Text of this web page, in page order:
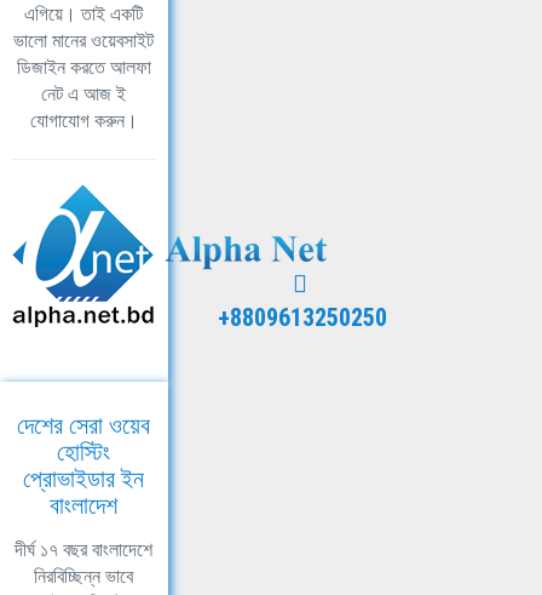
এগিয়ে। তাই একটি
ভালো মানের ওয়েবসাইট
ডিজাইন করতে আলফা
নেট এ আজ ই
যোগাযোগ করুন।
+8809613250250
দেশের সেরা ওয়েব
হোস্টিং
প্রোভাইডার ইন
বাংলাদেশ
দীর্ঘ ১৭ বছর বাংলাদেশে
নিরবিচ্ছিন্ন ভাবে